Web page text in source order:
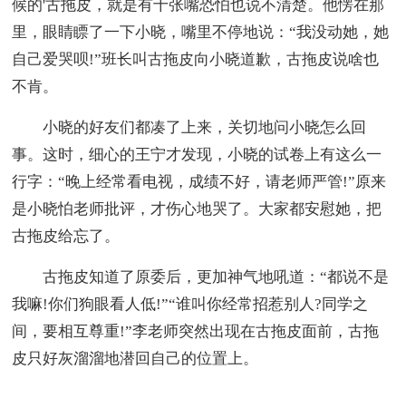
候的'古拖皮，就是有十张嘴恐怕也说不清楚。他愣在那
里，眼睛瞟了一下小晓，嘴里不停地说：“我没动她，她
自己爱哭呗!”班长叫古拖皮向小晓道歉，古拖皮说啥也
不肯。
小晓的好友们都凑了上来，关切地问小晓怎么回
事。这时，细心的王宁才发现，小晓的试卷上有这么一
行字：“晚上经常看电视，成绩不好，请老师严管!”原来
是小晓怕老师批评，才伤心地哭了。大家都安慰她，把
古拖皮给忘了。
古拖皮知道了原委后，更加神气地吼道：“都说不是
我嘛!你们狗眼看人低!”“谁叫你经常招惹别人?同学之
间，要相互尊重!”李老师突然出现在古拖皮面前，古拖
皮只好灰溜溜地潜回自己的位置上。